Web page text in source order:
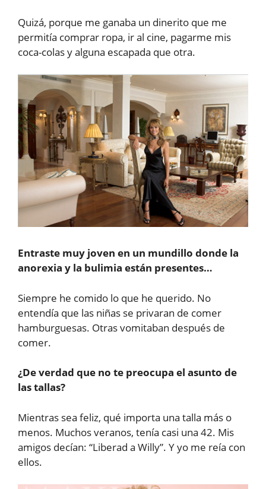
Quizá, porque me ganaba un dinerito que me
permitía comprar ropa, ir al cine, pagarme mis
coca-colas y alguna escapada que otra.
Entraste muy joven en un mundillo donde la
anorexia y la bulimia están presentes…
Siempre he comido lo que he querido. No
entendía que las niñas se privaran de comer
hamburguesas. Otras vomitaban después de
comer.
¿De verdad que no te preocupa el asunto de
las tallas?
Mientras sea feliz, qué importa una talla más o
menos. Muchos veranos, tenía casi una 42. Mis
amigos decían: “Liberad a Willy”. Y yo me reía con
ellos.